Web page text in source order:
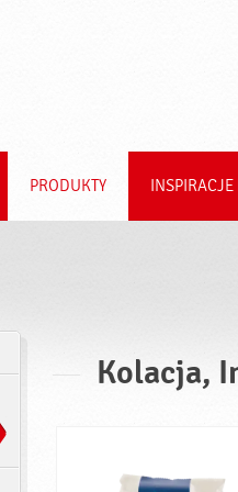
PRODUKTY
Kolacja,